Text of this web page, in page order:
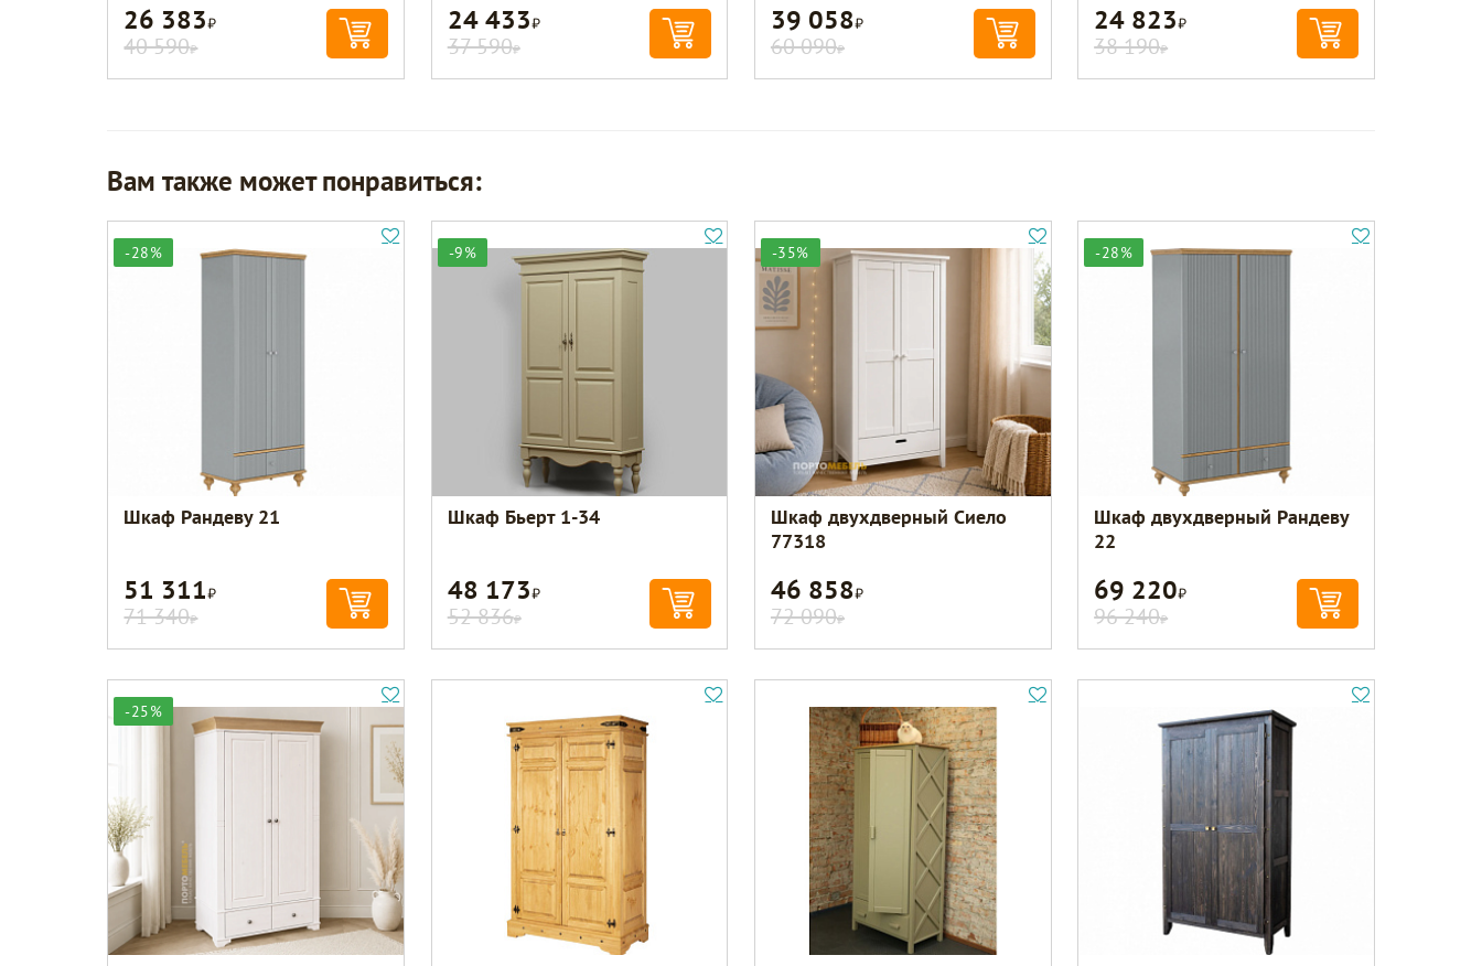
26 383Р
40 590Р
24 433Р
37 590Р
39 058Р
60 090Р
24 823Р
38 190Р
Вам также может понравиться:
-28%
Шкаф Рандеву 21
51 311Р
71 340Р
-9%
Шкаф Бьерт 1-34
48 173Р
52 836Р
-35%
Шкаф двухдверный Сиело
77318
46 858Р
72 090Р
-28%
Шкаф двухдверный Рандеву
22
69 220Р
96 240Р
-25%